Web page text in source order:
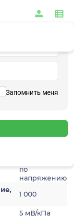
Запомнить меня
/ Датчики /
10
по
напряжению
1 000
5 мВ/кПа